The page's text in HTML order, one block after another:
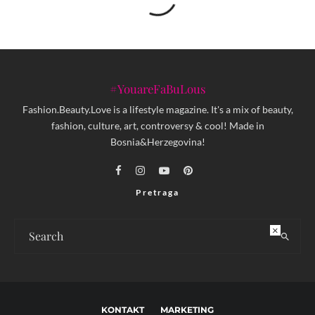
#YouareFaBuLous
Fashion.Beauty.Love is a lifestyle magazine. It's a mix of beauty,
fashion, culture, art, controversy & cool! Made in
Bosnia&Herzegovina!
Pretraga
KONTAKT MARKETING
×